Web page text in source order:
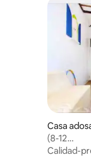
Casa
(8-12
Calidad-